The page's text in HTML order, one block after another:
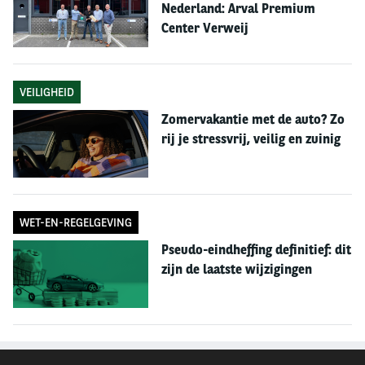
procentpunten (vanaf 2019 voor zover de
catalogusprijs niet meer is dan € 50.000).
Motorrijtuigenbelasting
Voor dieselauto’s van 12 jaar en ouder zonder
fabrieksroetfilter zou de MRB per 2019 omhooggaan
met 15%. Voor een gemiddelde dieselpersonenauto in
de gewichtsklasse 1350-1450 kilo zou dat een
in verband met IT-investeringen bij de belastingdienst
tot nader order uitgesteld.
Wel wordt vanaf 2019 controle op de naleving van de
motorrijtuigenbelasting weer mogelijk met behulp van
ANPR-camera’s. Na een arrest van de Hoge Raad over
kentekenherkenningscamera’s gestopt. In het
Nederland: Arval Premium
Center Verweij
VEILIGHEID
Zomervakantie met de auto? Zo
rij je stressvrij, veilig en zuinig
WET-EN-REGELGEVING
Pseudo-eindheffing definitief: dit
zijn de laatste wijzigingen